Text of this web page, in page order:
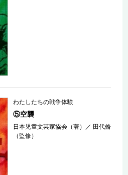
わたしたちの戦争体験
⑤空襲
日本児童文芸家協会（著） ／ 田代脩
（監修）